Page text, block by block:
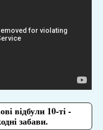
відбули 10-ті -
забави.